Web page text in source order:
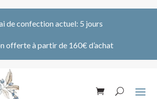
de confection actuel: 5 jours
offerte à partir de 160€ d’achat